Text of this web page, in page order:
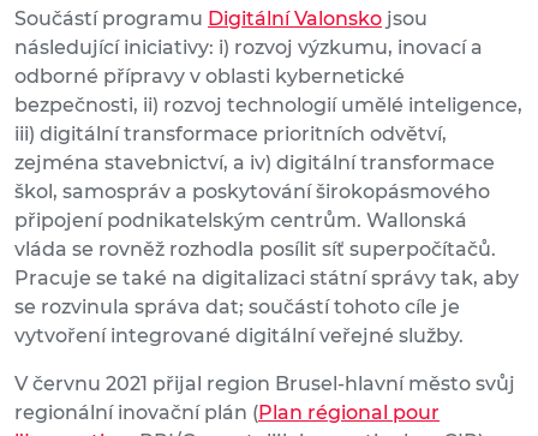
Součástí programu Digitální Valonsko jsou
následující iniciativy: i) rozvoj výzkumu, inovací a
odborné přípravy v oblasti kybernetické
bezpečnosti, ii) rozvoj technologií umělé inteligence,
iii) digitální transformace prioritních odvětví,
zejména stavebnictví, a iv) digitální transformace
škol, samospráv a poskytování širokopásmového
připojení podnikatelským centrům. Wallonská
vláda se rovněž rozhodla posílit síť superpočítačů.
Pracuje se také na digitalizaci státní správy tak, aby
se rozvinula správa dat; součástí tohoto cíle je
vytvoření integrované digitální veřejné služby.
V červnu 2021 přijal region Brusel-hlavní město svůj
regionální inovační plán (Plan régional pour